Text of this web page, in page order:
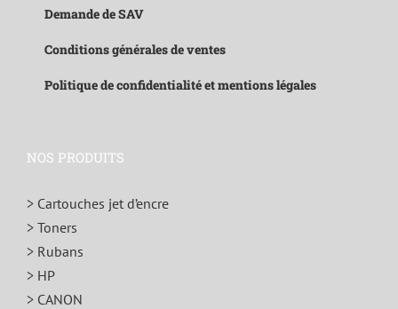
Demande de SAV
Conditions générales de ventes
Politique de confidentialité et mentions légales
NOS PRODUITS
> Cartouches jet d’encre
> Toners
> Rubans
> HP
> CANON